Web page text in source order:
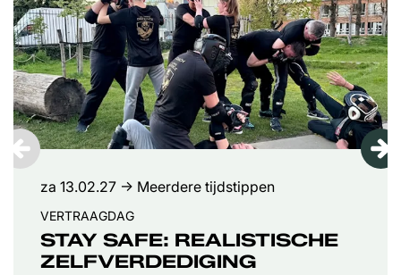
STAY SAFE: REALISTISCHE
ZELFVERDEDIGING
VERTRAAGDAG
za 13.02.27 → Meerdere tijdstippen